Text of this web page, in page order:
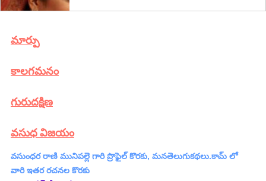
మార్పు
కాలగమనం
గురుదక్షిణ
వసుధ విజయం​
వసుంధర రాణి మునిపల్లె గారి ప్రొఫైల్ కొరకు, మనతెలుగుకథలు.కామ్ లో
వారి ఇతర రచనల కొరకు